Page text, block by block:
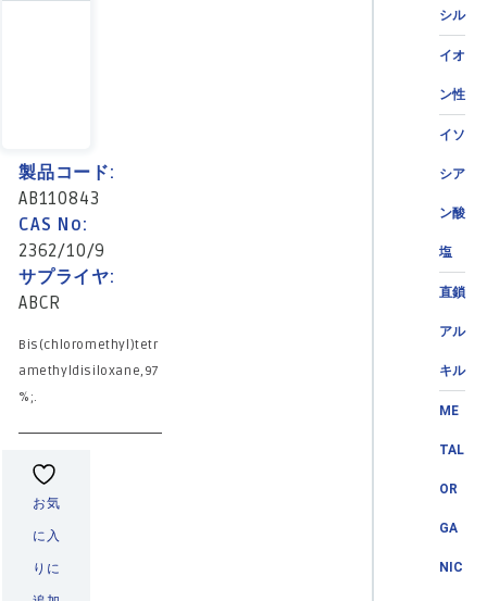
シル
イオ
ン性
イソ
シア
ン酸
塩
直鎖
アル
キル
ME
TAL
OR
GA
NIC
製品コード:
AB110843
CAS No:
2362/10/9
サプライヤ:
ABCR
Bis(chloromethyl)tetr
amethyldisiloxane,97
%;.
お気
に入
りに